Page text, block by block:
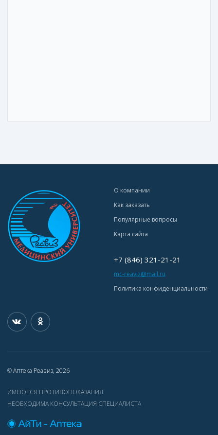
О компании
Как заказать
Популярные вопросы
Карта сайта
+7 (846) 321-21-21
mc-reaviz@mail.ru
Политика конфиденциальности
© Аптека Реавиз, 2026
ИМЕЮТСЯ ПРОТИВОПОКАЗАНИЯ.
НЕОБХОДИМА КОНСУЛЬТАЦИЯ СПЕЦИАЛИСТА